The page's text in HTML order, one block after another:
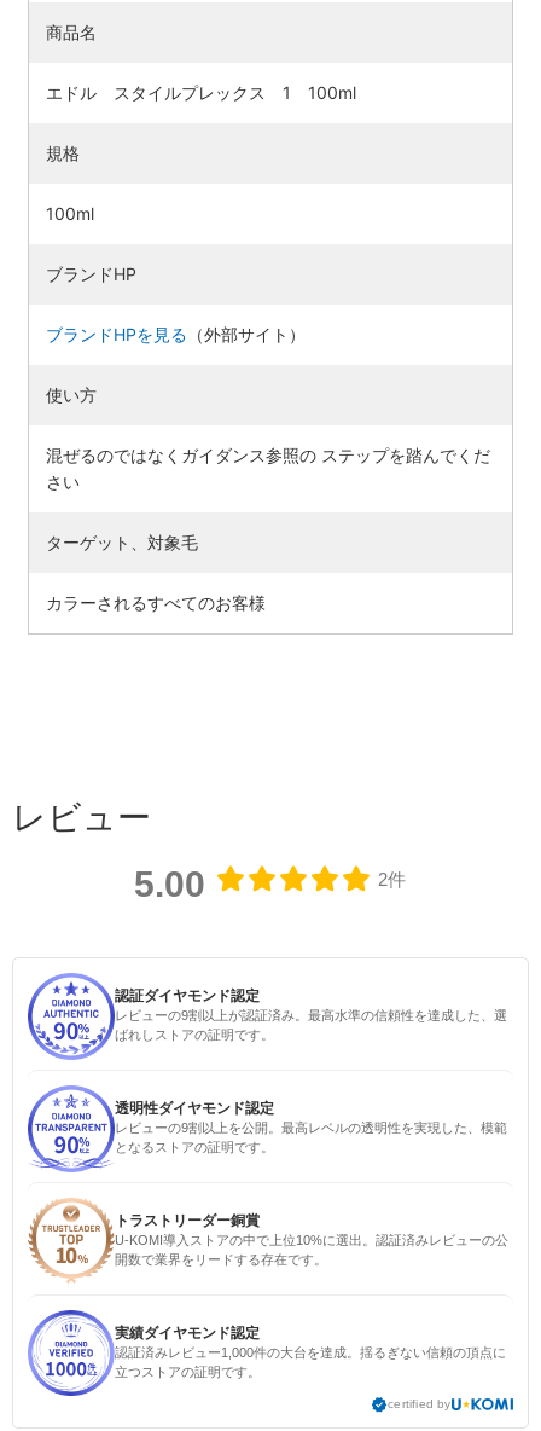
商品名
エドル スタイルプレックス 1 100ml
規格
100ml
ブランドHP
ブランドHPを見る （外部サイト）
使い方
混ぜるのではなくガイダンス参照の ステップを踏んでくだ
さい
ターゲット、対象毛
カラーされるすべてのお客様
レビュー
5.00 2件
認証ダイヤモンド認定
レビューの9割以上が認証済み。最高水準の信頼性を達成した、選
ばれしストアの証明です。
透明性ダイヤモンド認定
レビューの9割以上を公開。最高レベルの透明性を実現した、模範
となるストアの証明です。
トラストリーダー銅賞
U-KOMI導入ストアの中で上位10%に選出。認証済みレビューの公
開数で業界をリードする存在です。
実績ダイヤモンド認定
認証済みレビュー1,000件の大台を達成。揺るぎない信頼の頂点に
立つストアの証明です。
certified by